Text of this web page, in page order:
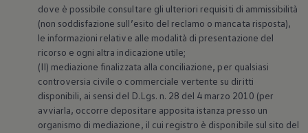
dove è possibile consultare gli ulteriori requisiti di ammissibilità
(non soddisfazione sull’esito del reclamo o mancata risposta),
le informazioni relative alle modalità di presentazione del
ricorso e ogni altra indicazione utile;
(II) mediazione finalizzata alla conciliazione, per qualsiasi
controversia civile o commerciale vertente su diritti
disponibili, ai sensi del D.Lgs. n. 28 del 4 marzo 2010 (per
avviarla, occorre depositare apposita istanza presso un
organismo di mediazione, il cui registro è disponibile sul sito del